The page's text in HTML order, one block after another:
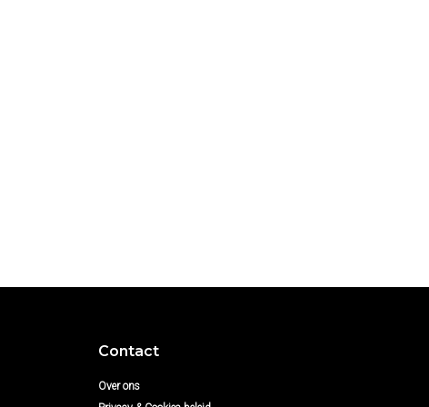
Contact
Over ons